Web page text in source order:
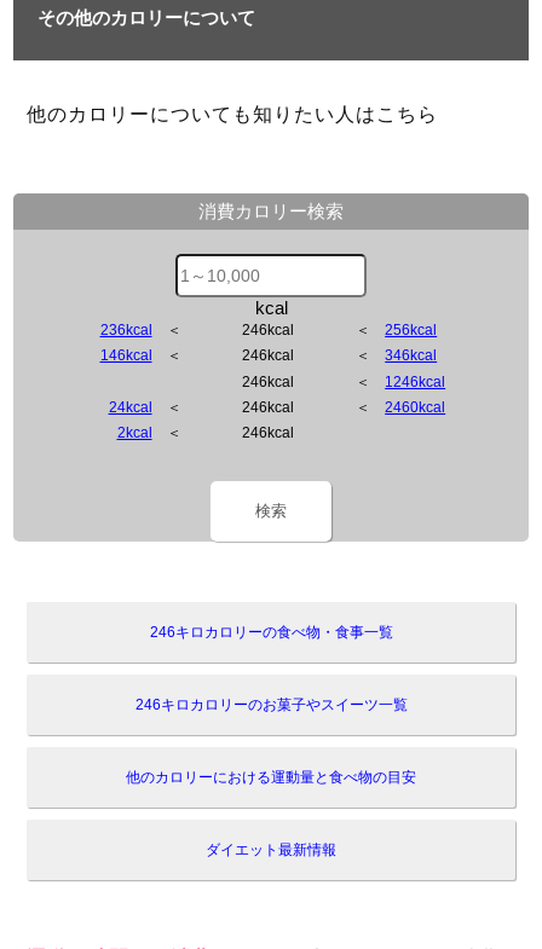
その他のカロリーについて
他のカロリーについても知りたい人はこちら
消費カロリー検索
kcal
236kcal ＜ 246kcal ＜256kcal
146kcal
＜ 246kcal ＜346kcal
246kcal
＜ 1246kcal
24kcal ＜ 246kcal ＜2460kcal
2kcal
＜ 246kcal
検索
246キロカロリーの食べ物・食事一覧
246キロカロリーのお菓子やスイーツ一覧
他のカロリーにおける運動量と食べ物の目安
ダイエット最新情報